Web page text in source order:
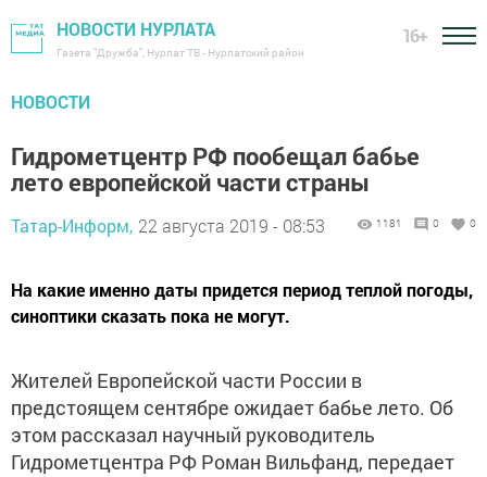
НОВОСТИ НУРЛАТА
Газета "Дружба", Нурлат ТВ - Нурлатский район
16+
НОВОСТИ
Гидрометцентр РФ пообещал бабье
лето европейской части страны
Татар-Информ, 22 августа 2019 - 08:53 1181 0 0
На какие именно даты придется период теплой погоды,
синоптики сказать пока не могут.
Жителей Европейской части России в
предстоящем сентябре ожидает бабье лето. Об
этом рассказал научный руководитель
Гидрометцентра РФ Роман Вильфанд, передает